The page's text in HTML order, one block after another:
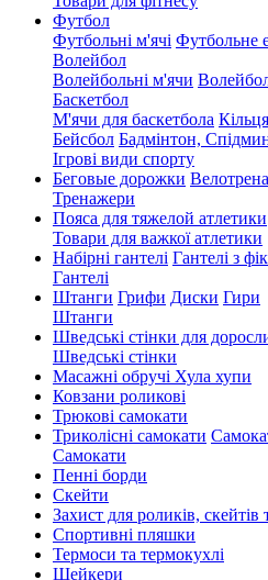
Футбол
Футбольні м'ячі Футбольне
Волейбол
Волейбольні м'ячи
Баскетбол
М'ячи для баскетбола
Бейсбол Бадмінтон,
Ігрові види спорту
Беговые дорожки
Тренажери
Пояса для тяжелой атлетики
Товари для важкої атлетики
Набірні гантелі Гантелі з
Гантелі
Штанги Грифи Диски Гири
Штанги
Шведські стінки для
Шведські стінки
Масажні обручі Хула хупи
Ковзани роликові
Трюкові самокати
Триколісні самокати
Cамокати
Пенні борди
Скейти
Захист для роликів, скейтів
Спортивні пляшки
Термоси та термокухлі
Шейкери